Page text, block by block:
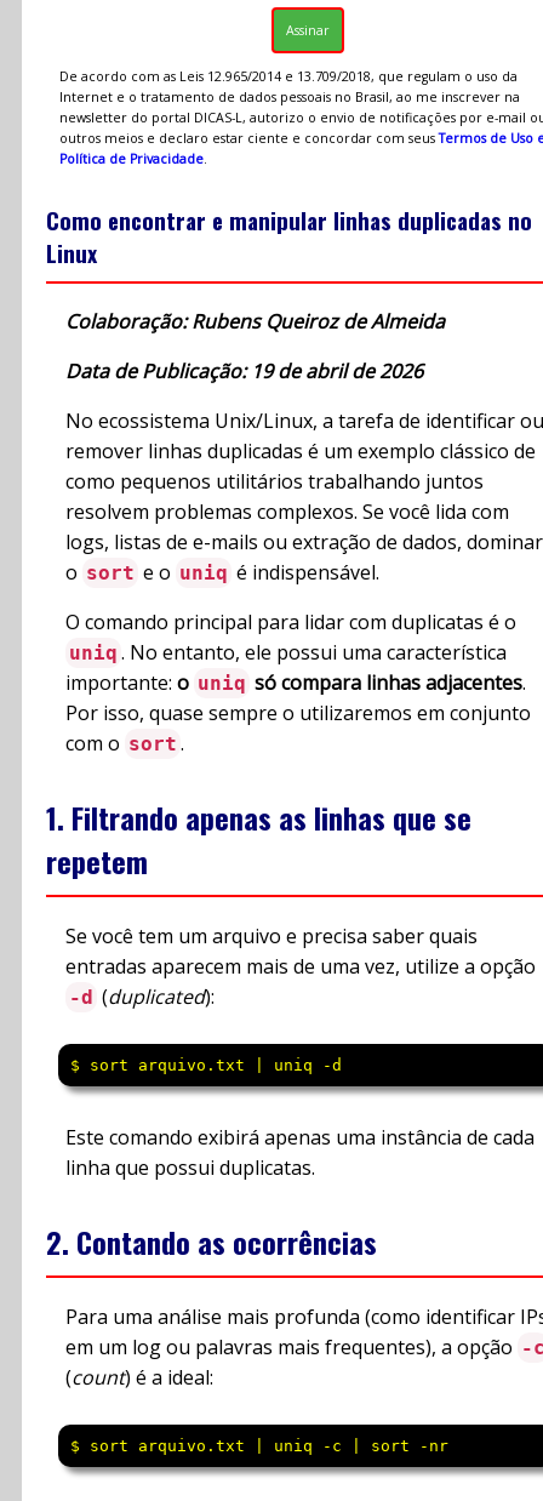
De acordo com as Leis 12.965/2014 e 13.709/2018, que regulam o uso da
Internet e o tratamento de dados pessoais no Brasil, ao me inscrever na
newsletter do portal DICAS-L, autorizo o envio de notificações por e-mail
outros meios e declaro estar ciente e concordar com seusTermos de Uso
Política de Privacidade.
Como encontrar e manipular linhas duplicadas no
Linux
Colaboração: Rubens Queiroz de Almeida
Data de Publicação: 19 de abril de 2026
No ecossistema Unix/Linux, a tarefa de identificar ou
remover linhas duplicadas é um exemplo clássico de
como pequenos utilitários trabalhando juntos
resolvem problemas complexos. Se você lida com
logs, listas de e-mails ou extração de dados, dominar
o sort e o uniq é indispensável.
O comando principal para lidar com duplicatas é o
uniq . No entanto, ele possui uma característica
importante: o uniq só compara linhas adjacentes.
Por isso, quase sempre o utilizaremos em conjunto
com o sort .
1. Filtrando apenas as linhas que se
repetem
Se você tem um arquivo e precisa saber quais
entradas aparecem mais de uma vez, utilize a opção
-d (duplicated):
$ sort arquivo.txt | uniq -d
Este comando exibirá apenas uma instância de cada
linha que possui duplicatas.
2. Contando as ocorrências
Para uma análise mais profunda (como identificar
em um log ou palavras mais frequentes), a opção -
(count) é a ideal:
$ sort arquivo.txt | uniq -c | sort -nr